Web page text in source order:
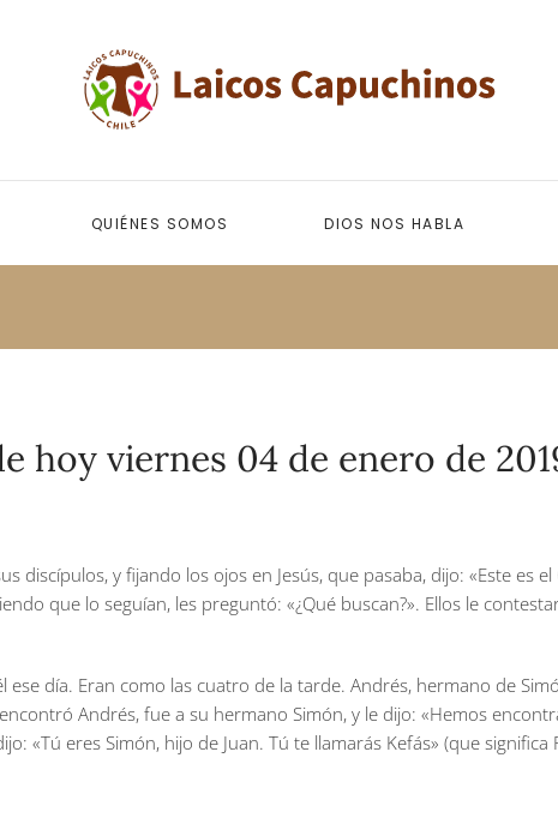
QUIÉNES SOMOS DIOS NOS HABLA
hoy viernes 04 de enero de
discípulos, y fijando los ojos en Jesús, que pasaba, dijo: «Este es
que lo seguían, les preguntó: «¿Qué buscan?». Ellos le
día. Eran como las cuatro de la tarde. Andrés, hermano de
Andrés, fue a su hermano Simón, y le dijo: «Hemos
«Tú eres Simón, hijo de Juan. Tú te llamarás Kefás» (que significa